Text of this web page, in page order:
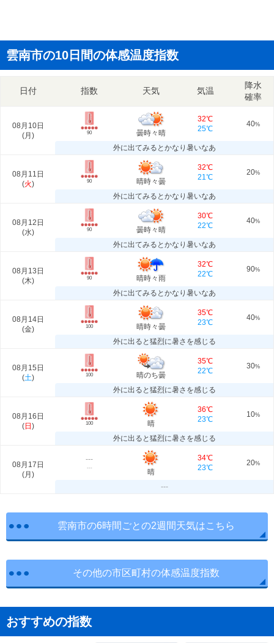
雲南市の10日間の体感温度指数
日付 指数 天気 気温
降水
確率
08月10日
(月 ) 90 曇時々晴
32℃
25℃
40%
外に出てみるとかなり暑いなあ
08月11日
(火) 90 晴時々曇
32℃
21℃
20%
外に出てみるとかなり暑いなあ
08月12日
(水) 90 曇時々晴
30℃
22℃
40%
外に出てみるとかなり暑いなあ
08月13日
(木) 90 晴時々雨
32℃
22℃
90%
外に出てみるとかなり暑いなあ
08月14日
(金) 100 晴時々曇
35℃
23℃
40%
外に出ると猛烈に暑さを感じる
08月15日
(土) 100 晴のち曇
35℃
22℃
30%
外に出ると猛烈に暑さを感じる
08月16日
(日 ) 100 晴
36℃
23℃
10%
外に出ると猛烈に暑さを感じる
08月17日
(月 )
---
---
晴
34℃
23℃
20%
---
雲南市の6時間ごとの2週間天気はこちら
その他の市区町村の体感温度指数
おすすめの指数